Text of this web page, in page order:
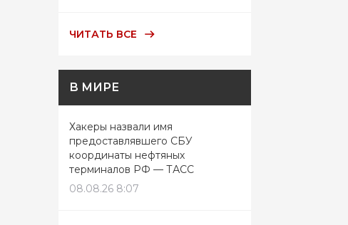
ЧИТАТЬ ВСЕ
В МИРЕ
Хакеры назвали имя
предоставлявшего СБУ
координаты нефтяных
терминалов РФ — ТАСС
08.08.26 8:07